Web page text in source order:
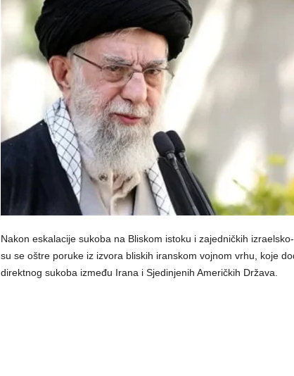
Nakon eskalacije sukoba na Bliskom istoku i zajedničkih
su se oštre poruke iz izvora bliskih iranskom vojnom vrhu, koje
direktnog sukoba između Irana i Sjedinjenih Američkih Država.